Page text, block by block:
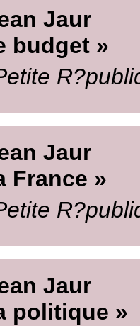
Jaur
budget »
Jaur
France »
Jaur
politique »